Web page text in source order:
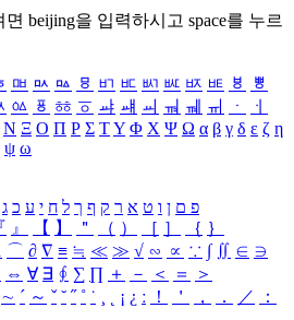
면 beijing을 입력하시고 space를 누르
ㅮ ㅯ ㅰ ㅱ ㅲ ㅳ ㅴ ㅵ ㅶ ㅷ ㅸ
ㅹ
ㆃ ㆄ ㆅ ㆆ ㆇ ㆈ ㆉ ㆊ ㆋ ㆌ ㆍ
ㆎ
Ν Ξ Ο Π Ρ Σ ΤΥ Φ Χ Ψ Ω α β γ δ ε ζ η
ψ ω
פ ם ן ו ט א ר ק ף ך ל ח י ע כ ג
』 【 】 ＂ （ ） ［ ］ ｛ ｝
⌒ ∂ ∇ ≡ ≒ ≪ ≫ √ ∽ ∝ ∵ ∫ ∬ ∈ ∋
⇔ ∀ ∃ ∮ ∑ ∏ ＋ － ＜ ＝
＞
∼ ´ ～ ˇ ˘ ˝ ˚ ˙ ¸ ¡ ¿ ː ！ ＇ ， ． ／
：